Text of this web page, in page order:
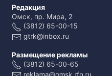
Редакция
Омск, пр. Мира, 2
(3812) 65-00-15
gtrk@inbox.ru
Размещение рекламы
(3812) 65-00-65
reklama@omsk.rfn.ru